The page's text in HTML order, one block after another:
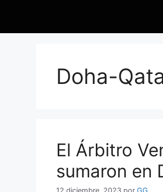
Doha-
El Árbitro
sumaron en